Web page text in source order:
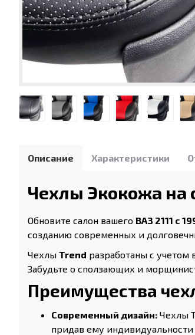
Описание Характеристики
Чехлы Экокожа на
Обновите салон вашего ВАЗ 2111 с
созданию современных и
Чехлы Trend разработаны с учетом
Забудьте о сползающих и
Преимущества
Современный дизайн: Чехлы
придав ему